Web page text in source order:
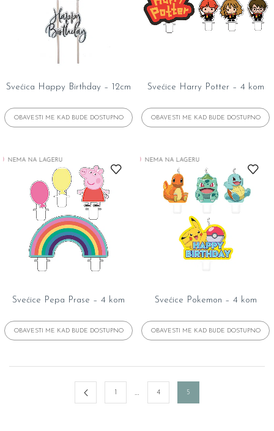
Svećica Happy Birthday – 12cm Svećice Harry Potter – 4 kom
NEMA NA LAGERU
Svećice Pepa Prase – 4 kom
NEMA NA LAGERU
Svećice Pokemon – 4 kom
… 4 5